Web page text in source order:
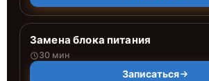
Замена блока питания
30 мин
Записаться